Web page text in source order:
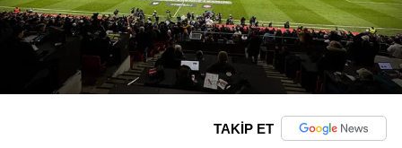
TAKİP ET